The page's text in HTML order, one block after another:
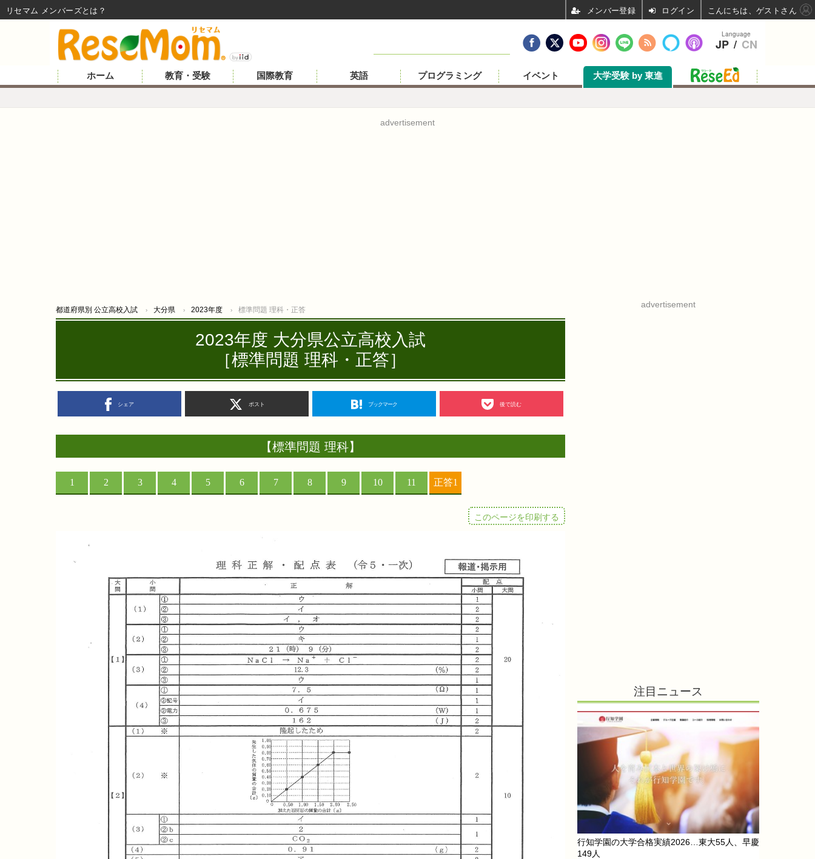
ホーム 教育・受験 国際教育 英語 プログラミング イベント 大学受験 by 東進
advertisement
都道府県別 公立高校入試 大分県 2023年度 標準問題 理科・正答
2023年度 大分県公立高校入試
［標準問題 理科・正答］
シェア ポスト ブックマーク 後で読む
【標準問題 理科】
このページを印刷する
advertisement
注目ニュース
行知学園の大学合格実績2026…東大55人、早慶
149人
Language
JP / CN
リセマム メンバーズ ログイン こんにちは、ゲストさん